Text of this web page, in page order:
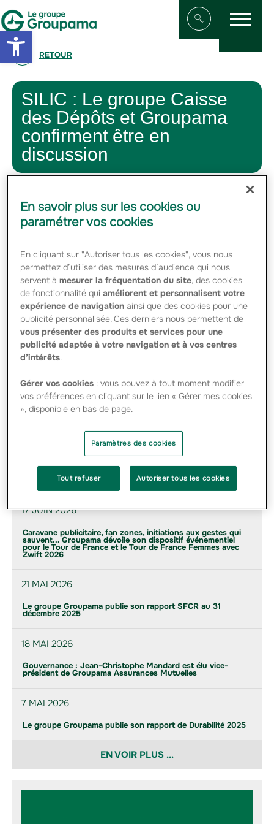
Open toolbar
Aller au contenu
Afficher/
Menu
RETOUR
SILIC : Le groupe Caisse
des Dépôts et Groupama
confirment être en
discussion
#FINANCE
être en discussion pour la reprise de la participation de
Groupama dans Silic autour d’une structure d’échange
avec des actions Icade.
Aucun accord n’a toutefois été conclu à ce stade.
Télécharger le
2011-12-04 Silic – Discussion CDC
Groupama - PDF - 54.24 Ko
Le Groupe Groupama accélère la transformation de ses
investissements
17 JUIN 2026
Caravane publicitaire, fan zones, initiations aux gestes qui
sauvent... Groupama dévoile son dispositif événementiel
pour le Tour de France et le Tour de France Femmes avec
Zwift 2026
21 MAI 2026
Le groupe Groupama publie son rapport SFCR au 31
décembre 2025
18 MAI 2026
Gouvernance : Jean-Christophe Mandard est élu vice-
président de Groupama Assurances Mutuelles
7 MAI 2026
Le groupe Groupama publie son rapport de Durabilité 2025
EN VOIR PLUS ...
En savoir plus sur les cookies ou
paramétrer vos cookies
En cliquant sur "Autoriser tous les cookies", vous nous
permettez d’utiliser des mesures d’audience qui nous
servent àmesurer la fréquentation du site, des cookies
de fonctionnalité quiaméliorent et personnalisent votre
expérience de navigation ainsi que des cookies pour une
publicité personnalisée. Ces derniers nous permettent de
vous présenter des produits et services pour une
publicité adaptée à votre navigation et à vos centres
d’intérêts.
Gérer vos cookies : vous pouvez à tout moment modifier
vos préférences en cliquant sur le lien « Gérer mes cookies
», disponible en bas de page.
Paramètres des cookies
Tout refuser Autoriser tous les cookies